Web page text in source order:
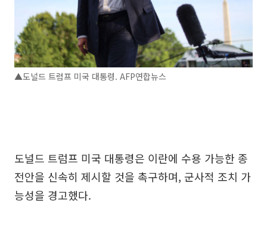
▲도널드 트럼프 미국 대통령. AFP연합뉴스
도널드 트럼프 미국 대통령은 이란에 수용 가능한 종
전안을 신속히 제시할 것을 촉구하며, 군사적 조치 가
능성을 경고했다.